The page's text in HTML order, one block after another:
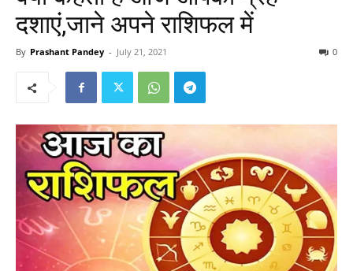
दशाएं,जाने अपने राशिफल में
By Prashant Pandey - July 21, 2021 0